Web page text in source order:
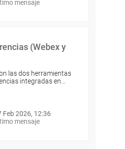
mensaje
(Webex y
las dos herramientas
integradas en…
Feb 2026, 12:36
mensaje